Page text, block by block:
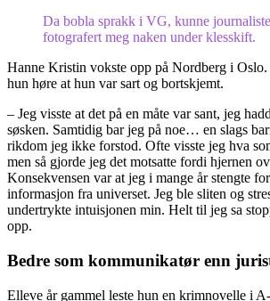
Da bobla sprakk i VG, kunne
fotografert meg naken under klesskift.
Hanne Kristin vokste opp på Nordberg i
hun høre at hun var sart og bortskjemt.
– Jeg visste at det på en måte var sant, jeg
søsken. Samtidig bar jeg på noe… en slags
rikdom jeg ikke forstod. Ofte visste jeg hva
men så gjorde jeg det motsatte fordi hjernen
Konsekvensen var at jeg i mange år stengte
informasjon fra universet. Jeg ble sliten og
undertrykte intuisjonen min. Helt til jeg sa
opp.
Bedre som kommunikatør enn
Elleve år gammel leste hun en krimnovelle i